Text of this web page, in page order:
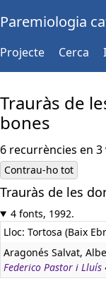
Paremiologia
Projecte Cerca
Trauràs de
bones
6 recurrències en
Contrau-ho tot
Trauràs de les
4 fonts, 1992.
Lloc: Tortosa (Baix
Aragonés Salvat,
Federico Pastor i Lluís